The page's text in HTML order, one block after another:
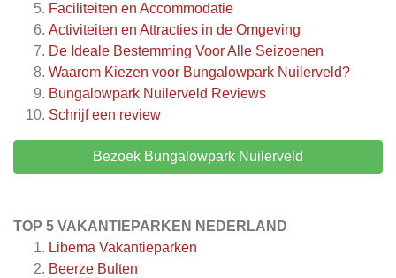
Faciliteiten en Accommodatie
Activiteiten en Attracties in de Omgeving
De Ideale Bestemming Voor Alle Seizoenen
Waarom Kiezen voor Bungalowpark Nuilerveld?
Bungalowpark Nuilerveld Reviews
Schrijf een review
Bezoek Bungalowpark Nuilerveld
TOP 5 VAKANTIEPARKEN NEDERLAND
Libema Vakantieparken
Beerze Bulten